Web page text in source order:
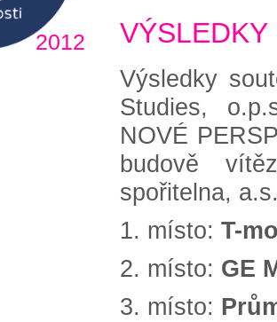
2012 VÝSLEDKY
Výsledky
Studies,
NOVÉ
budově
spořitelna,
1. místo: T-
2. místo: GE
3. místo: